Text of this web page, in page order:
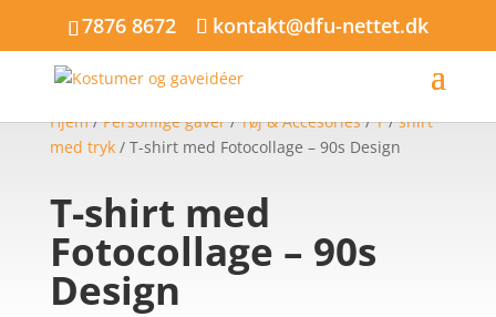
7876 8672 kontakt@dfu-nettet.dk
Hjem/Personlige gaver/Tøj & Accesories/T/shirt
med tryk/ T-shirt med Fotocollage – 90s Design
T-shirt med
Fotocollage – 90s
Design